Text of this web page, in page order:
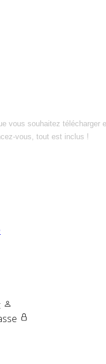
vous souhaitez télécharger
vous, tout est inclus !